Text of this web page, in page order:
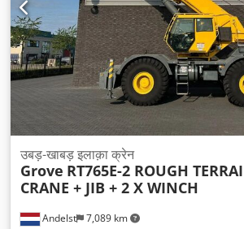
Andelst 7,089 km
उबड़-खाबड़ इलाक़ा क्रेन
Grove RT765E-2 ROUGH
CRANE + JIB + 2 X WINCH